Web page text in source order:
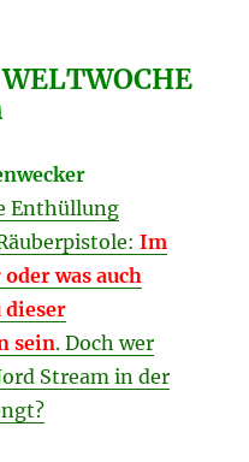
Enthüllung
Im
was auch
dieser
sein. Doch wer
Stream in der